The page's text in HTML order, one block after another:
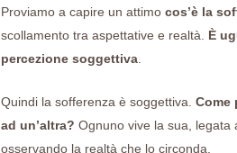
Proviamo a capire un attimo cos’è la
scollamento tra aspettative e realtà. È
percezione soggettiva.
Quindi la sofferenza è soggettiva. Come
ad un’altra? Ognuno vive la sua, legata
osservando la realtà che lo circonda.